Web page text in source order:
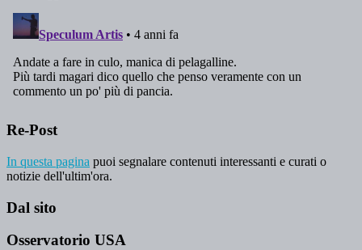
Re-Post
In questa pagina puoi segnalare contenuti interessanti e curati o
notizie dell'ultim'ora.
Dal sito
Osservatorio USA